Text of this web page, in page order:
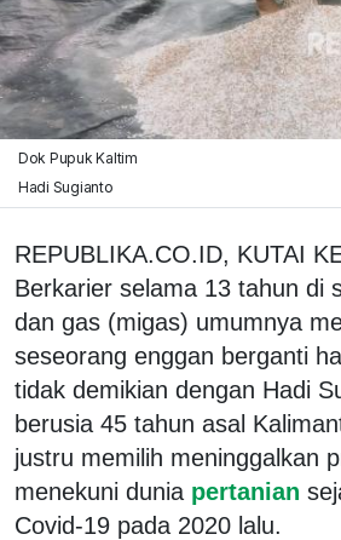
Dok Pupuk Kaltim
Hadi Sugianto
REPUBLIKA.CO.ID, KUTAI
Berkarier selama 13 tahun di
dan gas (migas) umumnya
seseorang enggan berganti
tidak demikian dengan Hadi
berusia 45 tahun asal
justru memilih meninggalkan
menekuni dunia pertanian
Covid-19 pada 2020 lalu.